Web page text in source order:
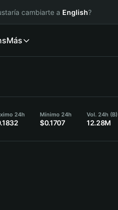
cambiarte a English?
Más
24h Mínimo 24h
$0.1707
Vol. 24h (B)
12.28M